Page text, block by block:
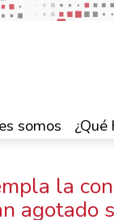
somos ¿Qué
la
agotado